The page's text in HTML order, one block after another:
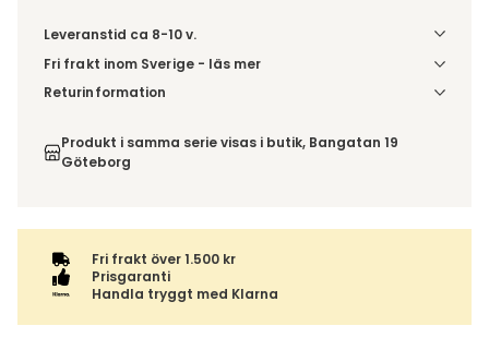
Leveranstid ca 8-10 v.
Fri frakt inom Sverige - läs mer
Denna vara skickas till din port/tomtgräns. Innan leverans
ordern tillsammans.
Returinformation
inte av ångerrätten.
Produkt i samma serie visas i butik, Bangatan 19
Göteborg
Fri frakt över 1.500 kr
Prisgaranti
Handla tryggt med Klarna